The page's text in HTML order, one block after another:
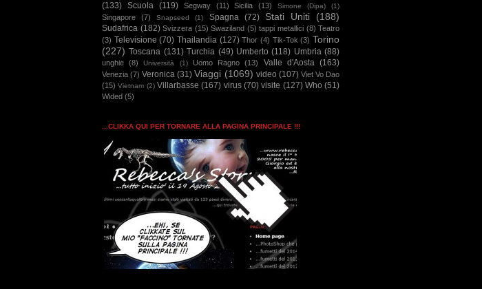
(133) Scuola (119) Segway (11) Sicilia (13) Simone (Dipa) (1)
Singapore (7) Snapseed (1) Spagna (72) Stati Uniti (188)
Sudafrica (182) Svizzera (15) Swaziland (5) tappi metallici (8) Teatro
(3) Televisione (70) Thailandia (127) Thor (4) Tik-Tok (3) Torino
(227) Toscana (131) Turchia (49) Umberto (118) Umbria (88)
unghie (8) Università (1) Uomo Ragno (13) Valle d'Aosta (163)
Venezia (7) Veronica (31) Viaggi (1069) video (107) Viet Vo Dao
(15) Vietnam (2) Villarbasse (167) virus (70) visite (127) Who (51)
Wided (5)
...CLIKKA QUI PER TORNARE ALLA PAGINA PRINCIPALE !!!